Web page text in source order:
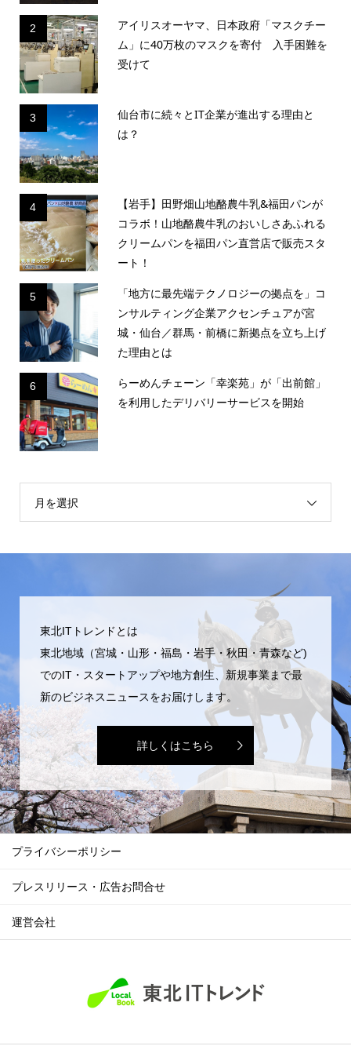
2
アイリスオーヤマ、日本政府「マスクチー
ム」に40万枚のマスクを寄付 入手困難を
受けて
3
仙台市に続々とIT企業が進出する理由と
は？
4
【岩手】田野畑山地酪農牛乳&福田パンが
コラボ！山地酪農牛乳のおいしさあふれる
クリームパンを福田パン直営店で販売スタ
ート！
5
「地方に最先端テクノロジーの拠点を」コ
ンサルティング企業アクセンチュアが宮
城・仙台／群馬・前橋に新拠点を立ち上げ
た理由とは
6
らーめんチェーン「幸楽苑」が「出前館」
を利用したデリバリーサービスを開始
月を選択
東北ITトレンドとは
東北地域（宮城・山形・福島・岩手・秋田・青森など)
でのIT・スタートアップや地方創生、新規事業まで最
新のビジネスニュースをお届けします。
詳しくはこちら
プライバシーポリシー
プレスリリース・広告お問合せ
運営会社